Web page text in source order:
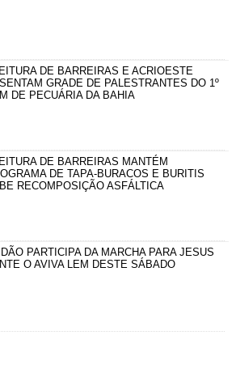
DE BARREIRAS E ACRIOESTE
GRADE DE PALESTRANTES DO 1º
DE PECUÁRIA DA BAHIA
DE BARREIRAS MANTÉM
DE TAPA-BURACOS E BURITIS
RECOMPOSIÇÃO ASFÁLTICA
PARTICIPA DA MARCHA PARA JESUS
O AVIVA LEM DESTE SÁBADO